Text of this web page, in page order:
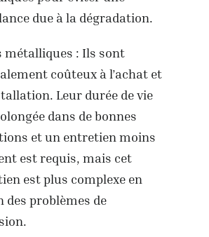
due à la dégradation.
métalliques : Ils sont
coûteux à l’achat et
Leur durée de vie
dans de bonnes
et un entretien moins
est requis, mais cet
est plus complexe en
des problèmes de